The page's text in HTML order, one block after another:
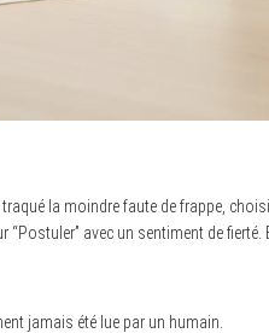
la moindre faute de frappe,
avec un sentiment de fierté.
jamais été lue par un humain.